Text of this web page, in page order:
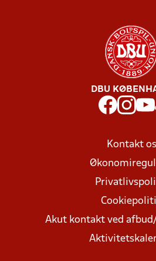
DBU
Kontakt os
Akut kontakt ved